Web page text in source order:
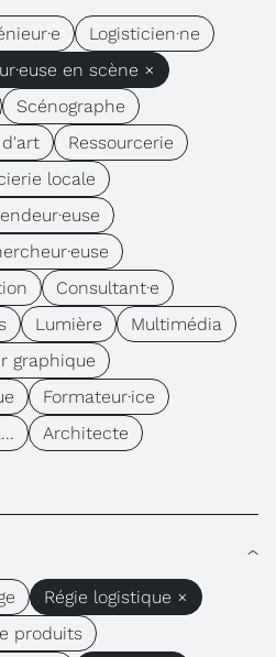
Logisticien·ne
en scène ×
Scénographe
Ressourcerie
locale
Consultant·e
Lumière
Multimédia
graphique
Formateur·ice
Architecte
Régie logistique ×
produits